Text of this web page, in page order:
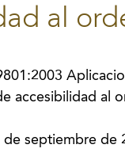
al
accesibilidad al
de septiembre de